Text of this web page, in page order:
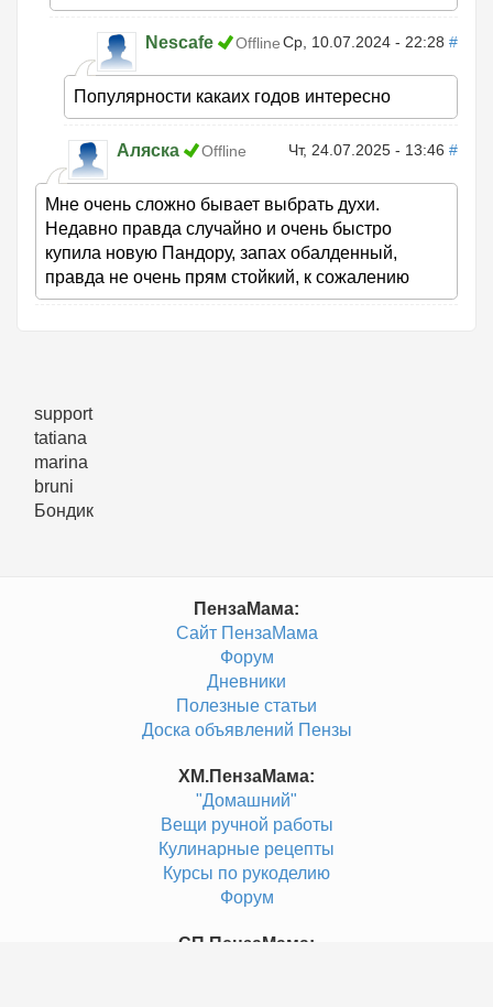
Nescafe Offline Ср, 10.07.2024 - 22:28 #
Популярности какаих годов интересно
Аляска Offline Чт, 24.07.2025 - 13:46 #
Мне очень сложно бывает выбрать духи.
Недавно правда случайно и очень быстро
купила новую Пандору, запах обалденный,
правда не очень прям стойкий, к сожалению
support
tatiana
marina
bruni
Бондик
ПензаМама:
Сайт ПензаМама
Форум
Дневники
Полезные статьи
Доска объявлений Пензы
ХМ.ПензаМама:
"Домашний"
Вещи ручной работы
Кулинарные рецепты
Курсы по рукоделию
Форум
СП.ПензаМама: